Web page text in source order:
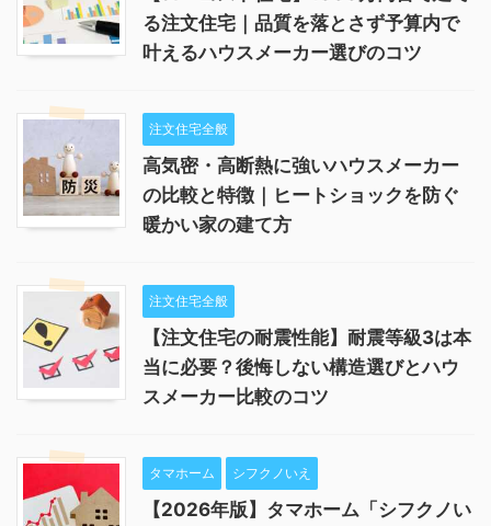
る注文住宅｜品質を落とさず予算内で
叶えるハウスメーカー選びのコツ
注文住宅全般
高気密・高断熱に強いハウスメーカー
の比較と特徴｜ヒートショックを防ぐ
暖かい家の建て方
注文住宅全般
【注文住宅の耐震性能】耐震等級3は本
当に必要？後悔しない構造選びとハウ
スメーカー比較のコツ
タマホーム シフクノいえ
【2026年版】タマホーム「シフクノい